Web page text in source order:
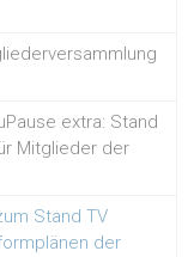
extra: Stand
Mitglieder der
Stand TV
der